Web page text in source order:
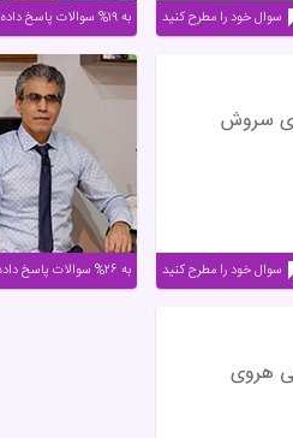
سوال خود را مطرح کنید به ۱۹% سوالات پاسخ داده شده
سروش
سوال خود را مطرح کنید به ۲۶% سوالات پاسخ داده شده
هروی